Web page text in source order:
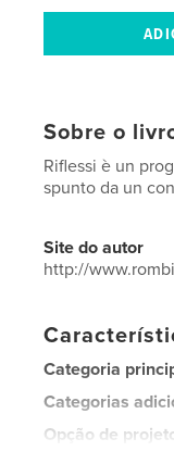
Sobre o
Riflessi è un
spunto da un
Site do autor
http://
Categoria
Categorias
Opção de